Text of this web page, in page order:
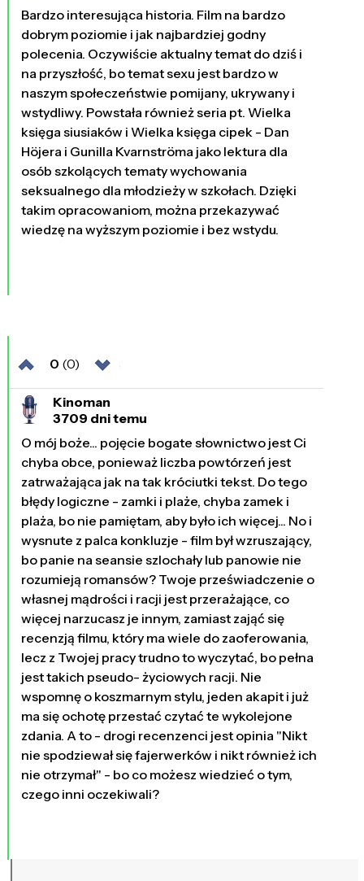
Bardzo interesująca historia. Film na bardzo
dobrym poziomie i jak najbardziej godny
polecenia. Oczywiście aktualny temat do dziś i
na przyszłość, bo temat sexu jest bardzo w
naszym społeczeństwie pomijany, ukrywany i
wstydliwy. Powstała również seria pt. Wielka
księga siusiaków i Wielka księga cipek - Dan
Höjera i Gunilla Kvarnströma jako lektura dla
osób szkolących tematy wychowania
seksualnego dla młodzieży w szkołach. Dzięki
takim opracowaniom, można przekazywać
wiedzę na wyższym poziomie i bez wstydu.
0 (0)
Kinoman
3709 dni temu
O mój boże... pojęcie bogate słownictwo jest Ci
chyba obce, ponieważ liczba powtórzeń jest
zatrważająca jak na tak króciutki tekst. Do tego
błędy logiczne - zamki i plaże, chyba zamek i
plaża, bo nie pamiętam, aby było ich więcej... No i
wysnute z palca konkluzje - film był wzruszający,
bo panie na seansie szlochały lub panowie nie
rozumieją romansów? Twoje przeświadczenie o
własnej mądrości i racji jest przerażające, co
więcej narzucasz je innym, zamiast zająć się
recenzją filmu, który ma wiele do zaoferowania,
lecz z Twojej pracy trudno to wyczytać, bo pełna
jest takich pseudo- życiowych racji. Nie
wspomnę o koszmarnym stylu, jeden akapit i już
ma się ochotę przestać czytać te wykolejone
zdania. A to - drogi recenzenci jest opinia "Nikt
nie spodziewał się fajerwerków i nikt również ich
nie otrzymał" - bo co możesz wiedzieć o tym,
czego inni oczekiwali?